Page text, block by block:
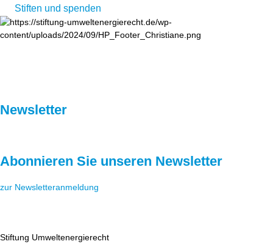
Stiften und spenden
Newsletter
Abonnieren Sie unseren Newsletter
zur Newsletteranmeldung
Stiftung Umweltenergierecht